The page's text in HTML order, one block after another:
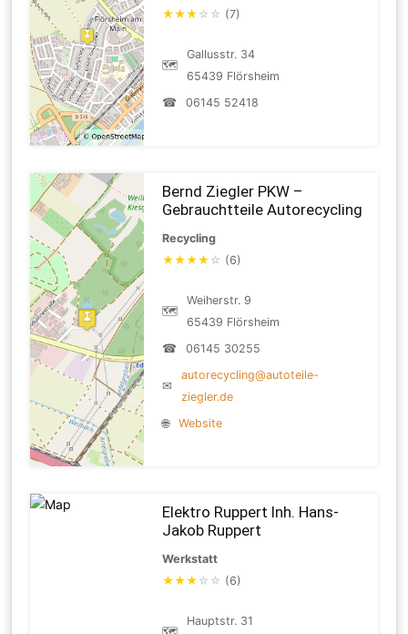
★★★ ☆ ☆ (7)
🗺
Gallusstr. 34
65439 Flörsheim
☎
06145 52418
Bernd Ziegler PKW –
Gebrauchtteile Autorecycling
Recycling
★★★★ ☆ (6)
🗺
Weiherstr. 9
65439 Flörsheim
☎
06145 30255
✉
autorecycling@autoteile-
ziegler.de
🌐
Website
Elektro Ruppert Inh. Hans-
Jakob Ruppert
Werkstatt
★★★ ☆ ☆ (6)
Hauptstr. 31